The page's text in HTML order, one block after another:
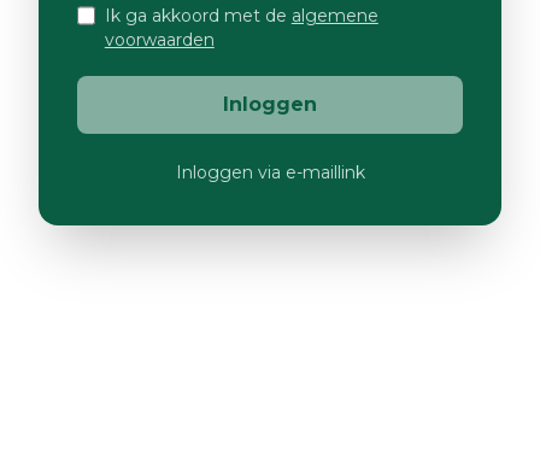
Ik ga akkoord met de algemene
voorwaarden
Inloggen
Inloggen via e-maillink